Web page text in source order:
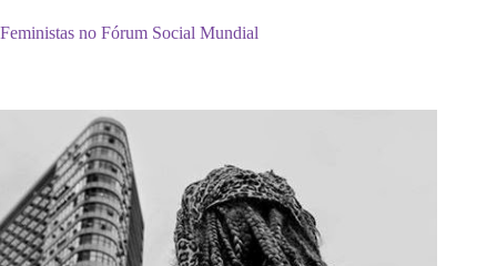
Feministas no Fórum Social Mundial